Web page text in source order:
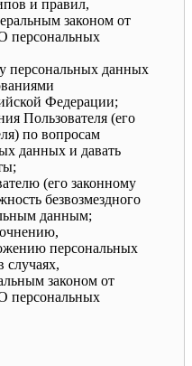
и правил,
законом от
персональных
персональных данных
Федерации;
Пользователя (его
по вопросам
данных и давать
(его законному
безвозмездного
данным;
персональных
случаях,
законом от
персональных